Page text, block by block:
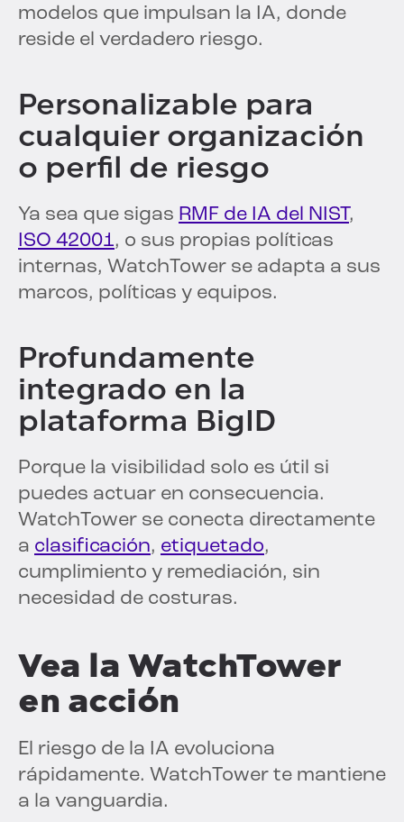
modelos que impulsan la IA, donde
reside el verdadero riesgo.
Personalizable para
cualquier organización
o perfil de riesgo
Ya sea que sigas RMF de IA del NIST,
ISO 42001, o sus propias políticas
internas, WatchTower se adapta a sus
marcos, políticas y equipos.
Profundamente
integrado en la
plataforma BigID
Porque la visibilidad solo es útil si
puedes actuar en consecuencia.
WatchTower se conecta directamente
a clasificación, etiquetado,
cumplimiento y remediación, sin
necesidad de costuras.
Vea la WatchTower
en acción
El riesgo de la IA evoluciona
rápidamente. WatchTower te mantiene
a la vanguardia.